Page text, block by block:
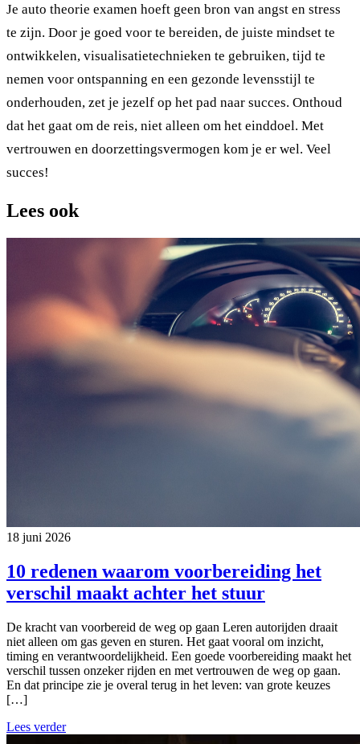
Je auto theorie examen hoeft geen bron van angst en stress
te zijn. Door je goed voor te bereiden, de juiste mindset te
ontwikkelen, visualisatietechnieken te gebruiken, tijd te
nemen voor ontspanning en een gezonde levensstijl te
onderhouden, zet je jezelf op het pad naar succes. Onthoud
dat het gaat om de reis, niet alleen om het einddoel. Met
vertrouwen en doorzettingsvermogen kom je er wel. Veel
succes!
Lees ook
18 juni 2026
10 redenen waarom voorbereiding het
verschil maakt achter het stuur
De kracht van voorbereid de weg op gaan Leren autorijden draait
niet alleen om gas geven en sturen. Het gaat vooral om inzicht,
timing en verantwoordelijkheid. Een goede voorbereiding maakt het
verschil tussen onzeker rijden en met vertrouwen de weg op gaan.
En dat principe zie je overal terug in het leven: van grote keuzes
[…]
Lees verder